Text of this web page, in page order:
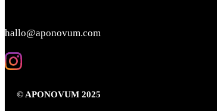
hallo@aponovum.com
© APONOVUM 2025